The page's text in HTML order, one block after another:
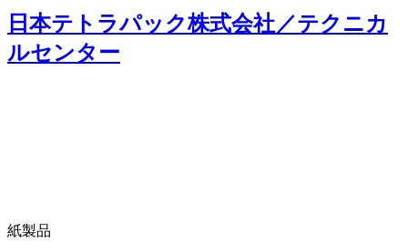
日本テトラパック株式会社／テクニカ
ルセンター
紙製品